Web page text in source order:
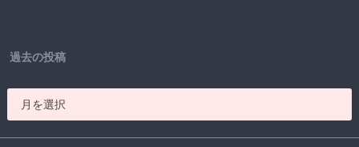
過去の投稿